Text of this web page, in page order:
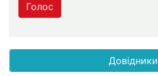
Голос
Довідники